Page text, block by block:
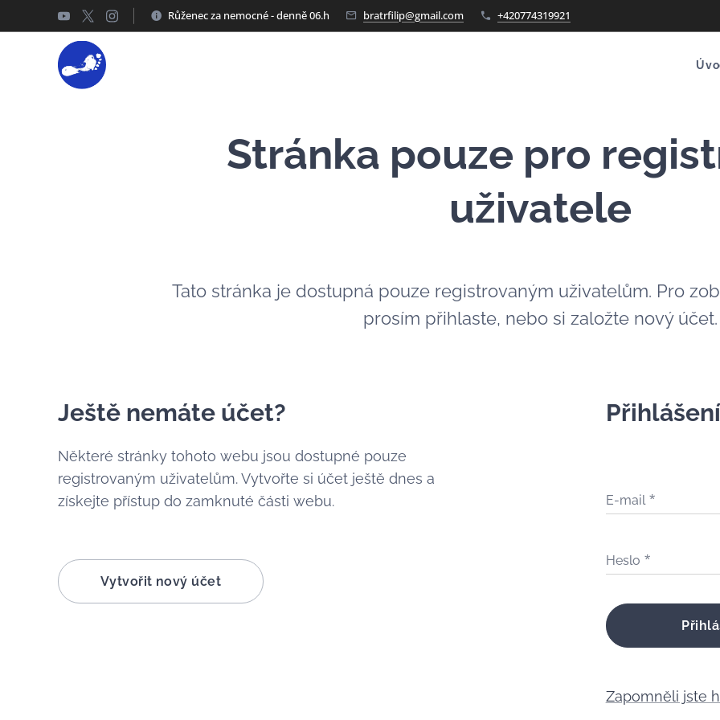
Růženec za nemocné - denně 06.h bratrfilip@gmail.com +420774319921
Stránka pouze pro
uživatele
Tato stránka je dostupná pouze registrovaným uživatelům. Pro
prosím přihlaste, nebo si založte nový účet.
Ještě nemáte účet?
Některé stránky tohoto webu jsou dostupné pouze
registrovaným uživatelům. Vytvořte si účet ještě dnes a
získejte přístup do zamknuté části webu.
Vytvořit nový účet
Přihlášení
E-mail
Heslo
Zapomněli jste